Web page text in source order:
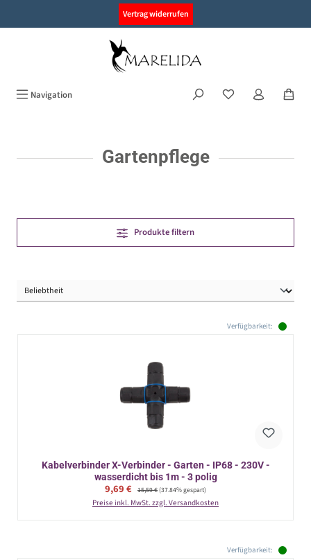
Vertrag widerrufen
Navigation
Gartenpflege
Produkte filtern
Verfügbarkeit:
Kabelverbinder X-Verbinder - Garten - IP68 - 230V -
wasserdicht bis 1m - 3 polig
Verkaufspreis:
9,69 € Regulärer Preis:
15,59 €(37.84% gespart)
Preise inkl. MwSt. zzgl. Versandkosten
Verfügbarkeit: